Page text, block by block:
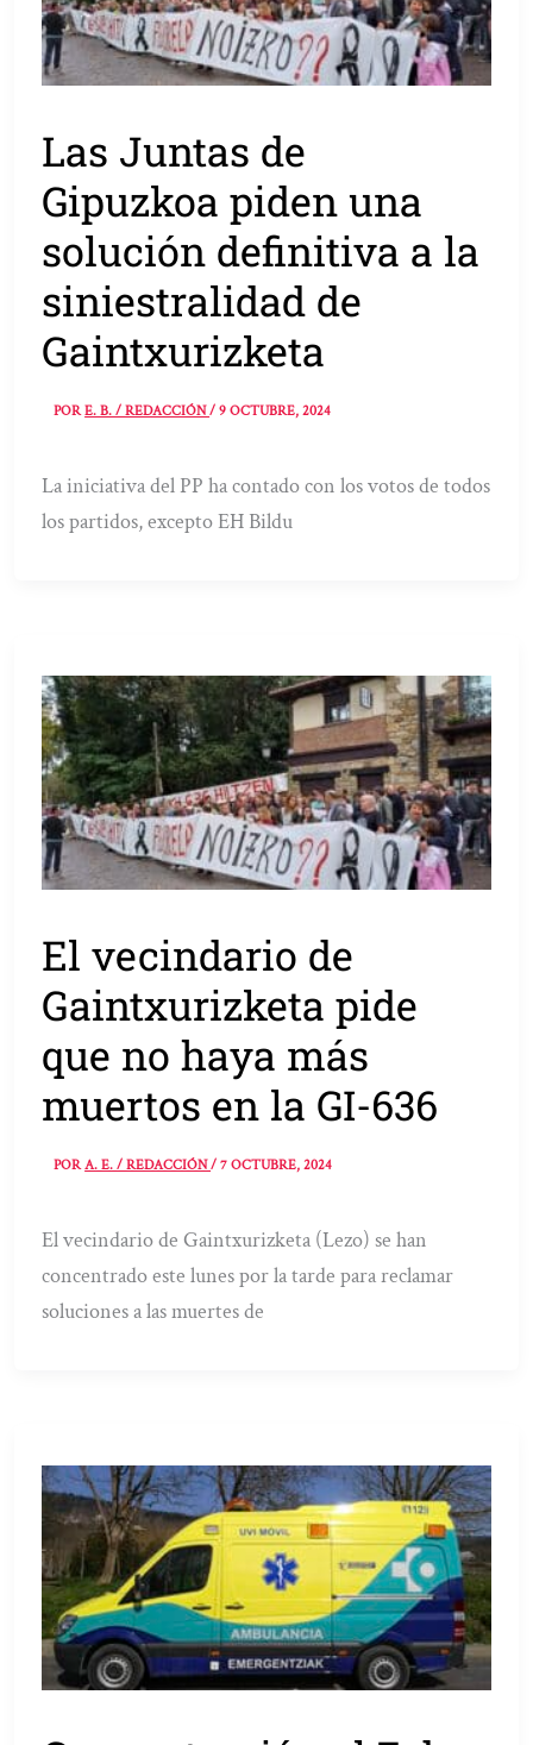
Las Juntas de
Gipuzkoa piden una
solución definitiva a la
siniestralidad de
Gaintxurizketa
PORE. B. / REDACCIÓN/9 OCTUBRE, 2024
La iniciativa del PP ha contado con los votos de todos
los partidos, excepto EH Bildu
El vecindario de
Gaintxurizketa pide
que no haya más
muertos en la GI-636
PORA. E. / REDACCIÓN/7 OCTUBRE, 2024
El vecindario de Gaintxurizketa (Lezo) se han
concentrado este lunes por la tarde para reclamar
soluciones a las muertes de